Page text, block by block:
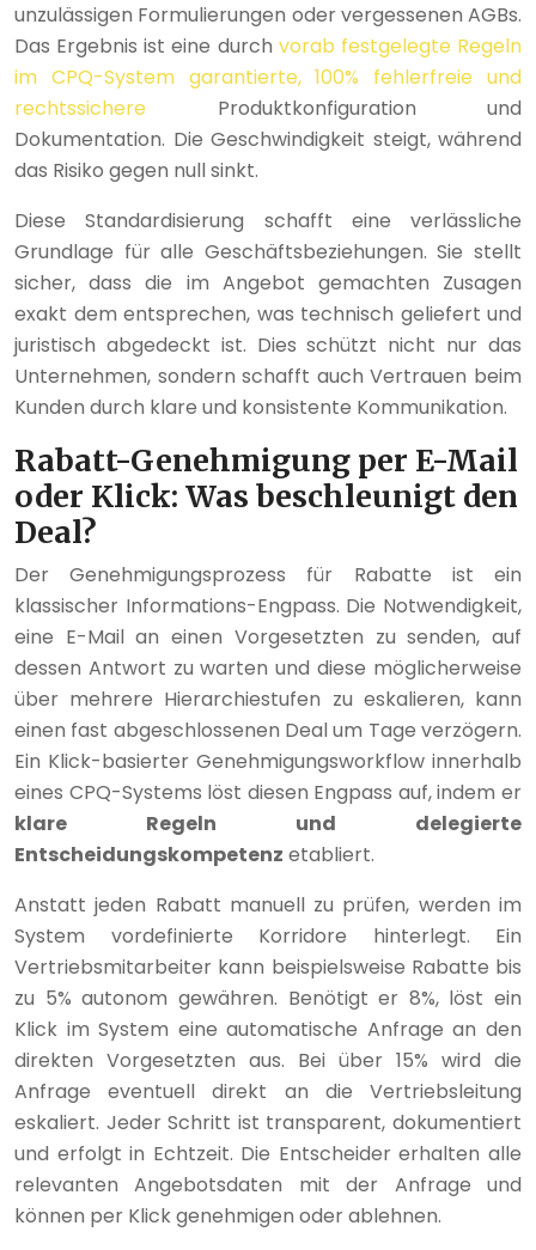
unzulässigen Formulierungen oder vergessenen AGBs.
Das Ergebnis ist eine durch vorab festgelegte Regeln
im CPQ-System garantierte, 100% fehlerfreie und
rechtssichere Produktkonfiguration und
Dokumentation. Die Geschwindigkeit steigt, während
das Risiko gegen null sinkt.
Diese Standardisierung schafft eine verlässliche
Grundlage für alle Geschäftsbeziehungen. Sie stellt
sicher, dass die im Angebot gemachten Zusagen
exakt dem entsprechen, was technisch geliefert und
juristisch abgedeckt ist. Dies schützt nicht nur das
Unternehmen, sondern schafft auch Vertrauen beim
Kunden durch klare und konsistente Kommunikation.
Rabatt-Genehmigung per E-Mail
oder Klick: Was beschleunigt den
Deal?
Der Genehmigungsprozess für Rabatte ist ein
klassischer Informations-Engpass. Die Notwendigkeit,
eine E-Mail an einen Vorgesetzten zu senden, auf
dessen Antwort zu warten und diese möglicherweise
über mehrere Hierarchiestufen zu eskalieren, kann
einen fast abgeschlossenen Deal um Tage verzögern.
Ein Klick-basierter Genehmigungsworkflow innerhalb
eines CPQ-Systems löst diesen Engpass auf, indem er
klare Regeln und delegierte
Entscheidungskompetenz etabliert.
Anstatt jeden Rabatt manuell zu prüfen, werden im
System vordefinierte Korridore hinterlegt. Ein
Vertriebsmitarbeiter kann beispielsweise Rabatte bis
zu 5% autonom gewähren. Benötigt er 8%, löst ein
Klick im System eine automatische Anfrage an den
direkten Vorgesetzten aus. Bei über 15% wird die
Anfrage eventuell direkt an die Vertriebsleitung
eskaliert. Jeder Schritt ist transparent, dokumentiert
und erfolgt in Echtzeit. Die Entscheider erhalten alle
relevanten Angebotsdaten mit der Anfrage und
können per Klick genehmigen oder ablehnen.